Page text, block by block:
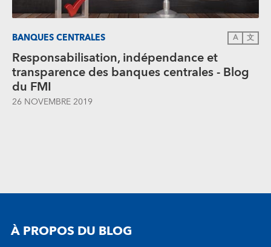
BANQUES CENTRALES A 文
Responsabilisation, indépendance et
transparence des banques centrales - Blog
du FMI
26 NOVEMBRE 2019
À PROPOS DU BLOG